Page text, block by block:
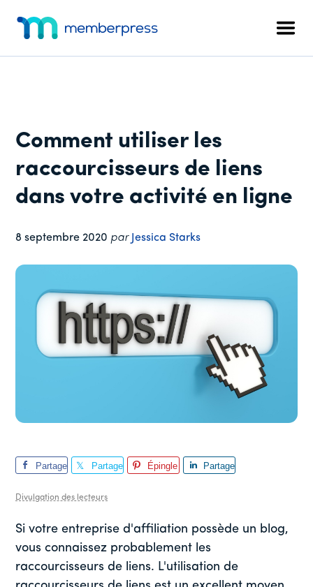
content
barre
de
supplémentaire
en-
un
Comment utiliser les
raccourcisseurs de liens
dans votre activité en ligne
8 septembre 2020 par Jessica Starks
Partage
Partage
Épingle
Partage
Divulgation des lecteurs
Si votre entreprise d'affiliation possède un blog,
vous connaissez probablement les
raccourcisseurs de liens. L'utilisation de